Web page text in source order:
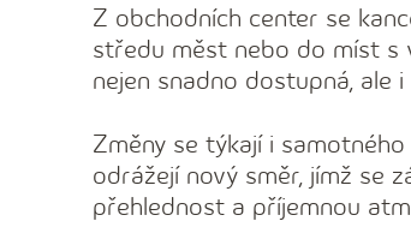
Z obchodních center se
středu měst nebo do míst s
nejen snadno dostupná, ale
Změny se týkají i
odrážejí nový směr, jímž se
přehlednost a příjemnou